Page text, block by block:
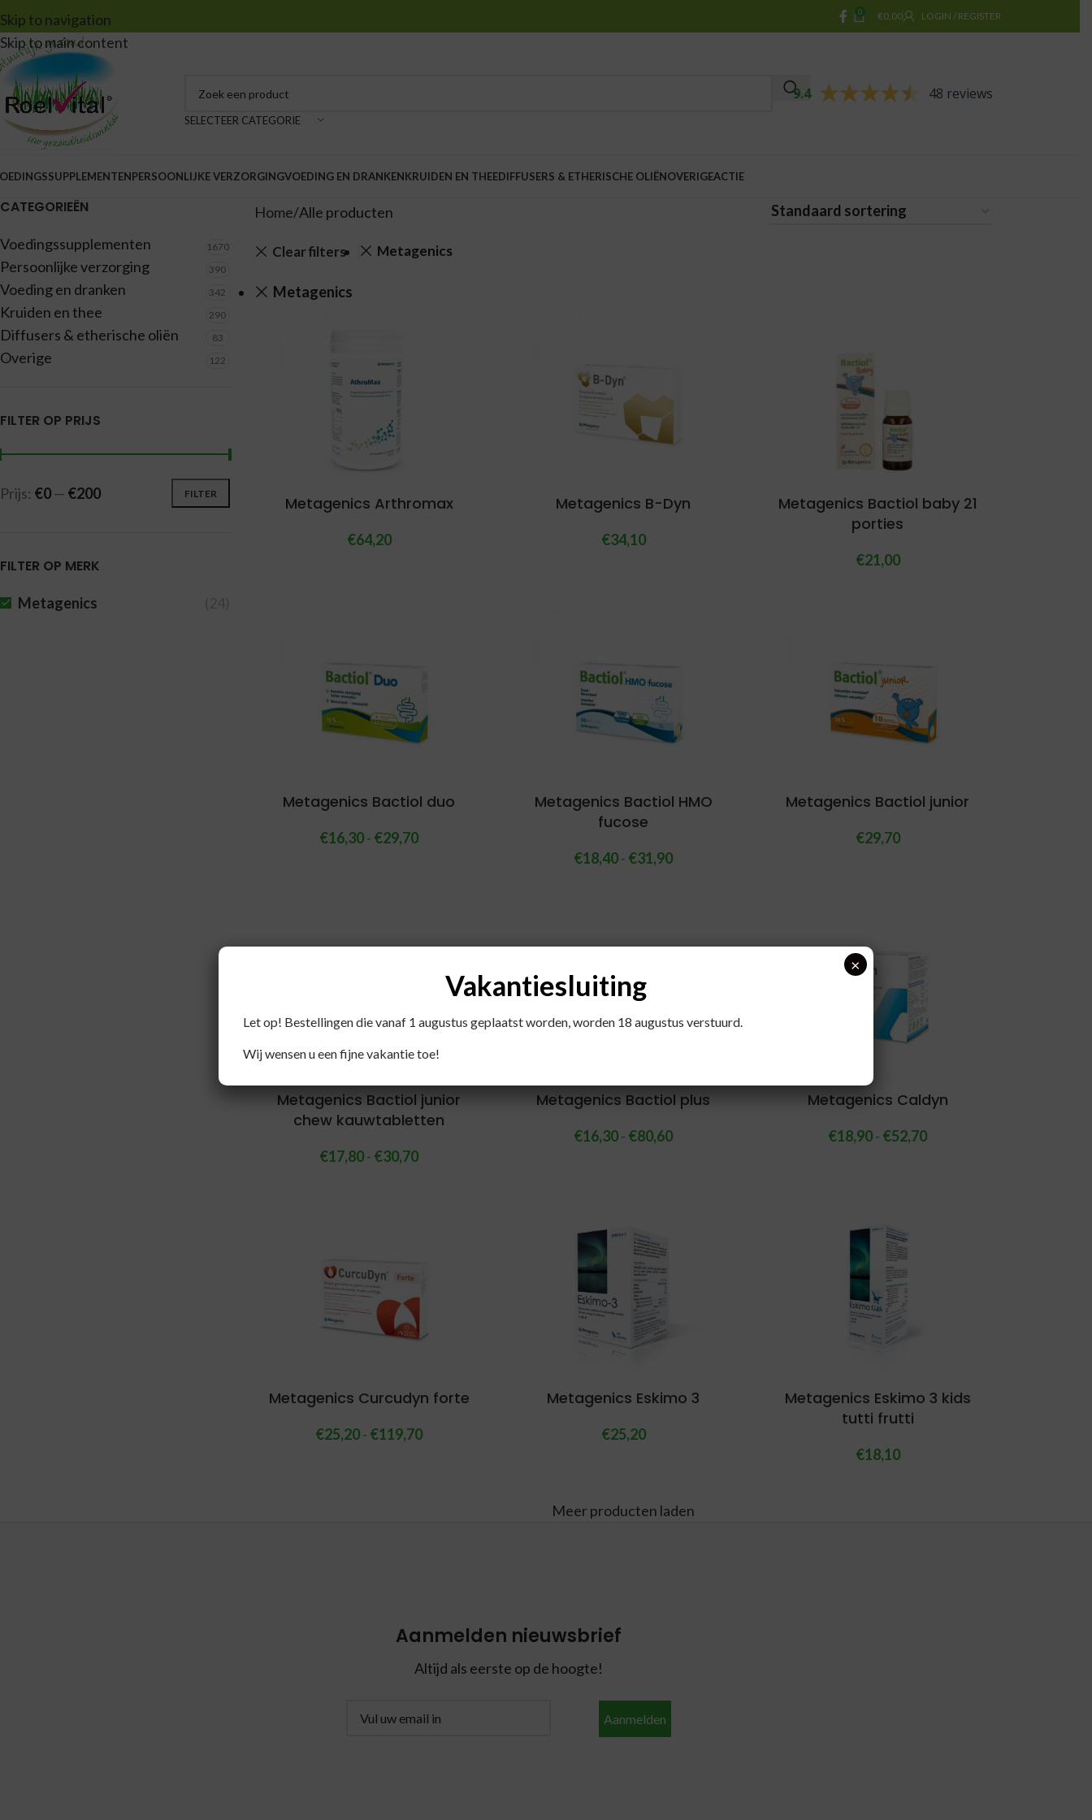
Skip to navigation
Skip to main content
0 €0,00 LOGIN / REGISTER
SELECTEER CATEGORIE
9.4 48 reviews
PERSOONLIJKE VERZORGINGVOEDING EN DRANKENKRUIDEN EN THEEDIFFUSERS & ETHERISCHE OLIËNOVERIGEACTIE
CATEGORIEËN
Voedingssupplementen 1670
Persoonlijke verzorging 390
Voeding en dranken 342
Kruiden en thee 290
Diffusers & etherische oliën 83
Overige 122
FILTER OP PRIJS
FILTER
Prijs: €0— €200
FILTER OP MERK
Metagenics
Home Alle producten
Clear filters Metagenics
Metagenics
Metagenics Arthromax
€64,20
Metagenics B-Dyn
€34,10
Metagenics Bactiol baby 21
porties
€21,00
Metagenics Bactiol duo
€16,30- €29,70
Metagenics Bactiol HMO
fucose
€18,40- €31,90
Metagenics Bactiol junior
€29,70
Metagenics Bactiol junior
chew kauwtabletten
€17,80- €30,70
Metagenics Bactiol plus
€16,30- €80,60
Metagenics Caldyn
€18,90- €52,70
Metagenics Curcudyn forte
€25,20- €119,70
Metagenics Eskimo 3
€25,20
Metagenics Eskimo 3 kids
tutti frutti
€18,10
Meer producten laden
Aanmelden nieuwsbrief
Altijd als eerste op de hoogte!
Aanmelden
Vakantiesluiting
Let op! Bestellingen die vanaf 1 augustus geplaatst worden, worden 18 augustus verstuurd.
Wij wensen u een fijne vakantie toe!
×